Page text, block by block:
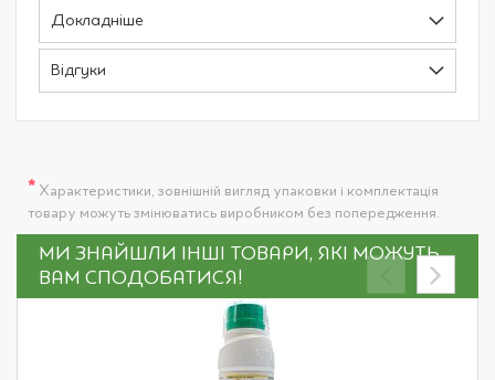
Докладніше
Відгуки
* Характеристики, зовнішній вигляд упаковки і комплектація
товару можуть змінюватись виробником без попередження.
МИ ЗНАЙШЛИ ІНШІ ТОВАРИ, ЯКІ МОЖУТЬ
ВАМ СПОДОБАТИСЯ!